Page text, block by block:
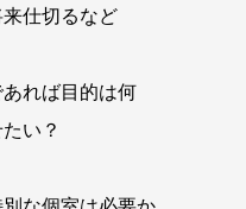
来仕切るなど
あれば目的は何
い？